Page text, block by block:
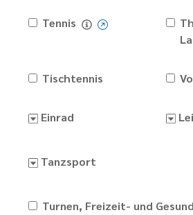
Tennis
Tischtennis
Einrad
Tanzsport
Turnen, Freizeit- und